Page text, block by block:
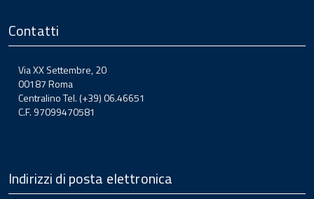
Contatti
Via XX Settembre, 20
00187 Roma
Centralino Tel. (+39) 06.46651
C.F. 97099470581
Indirizzi di posta elettronica